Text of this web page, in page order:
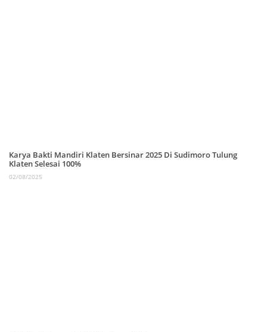
Karya Bakti Mandiri Klaten Bersinar 2025 Di Sudimoro Tulung
Klaten Selesai 100%
02/08/2025